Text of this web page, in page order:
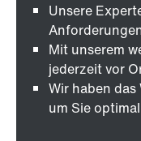
Unsere
Mit unserem
jederzeit vor
Wir haben
um Sie